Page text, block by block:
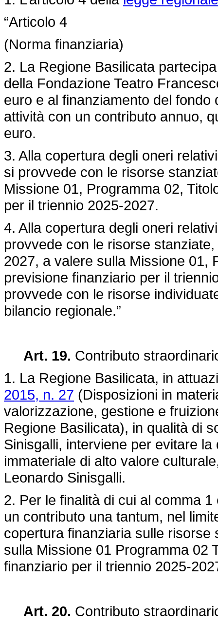
“Articolo 4
(Norma finanziaria)
2. La Regione Basilicata
della Fondazione Teatro
euro e al finanziamento del
attività con un contributo annuo,
euro.
3. Alla copertura degli oneri
si provvede con le risorse
Missione 01, Programma 02,
per il triennio 2025-2027.
4. Alla copertura degli oneri
provvede con le risorse
2027, a valere sulla Missione 01,
previsione finanziario per il
provvede con le risorse
bilancio regionale.”
Art. 19. Contributo
1. La Regione Basilicata, in
2015, n. 27 (Disposizioni in
valorizzazione, gestione e
Regione Basilicata), in qualità di
Sinisgalli, interviene per evitare
immateriale di alto valore
Leonardo Sinisgalli.
2. Per le finalità di cui al comma
un contributo una tantum, nel
copertura finanziaria sulle risorse
sulla Missione 01 Programma 02
finanziario per il triennio 2025-
Art. 20. Contributo